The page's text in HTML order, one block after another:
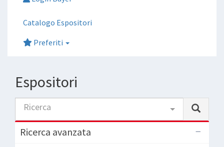
Catalogo Espositori
Preferiti
Espositori
Ricerca
Ricerca avanzata